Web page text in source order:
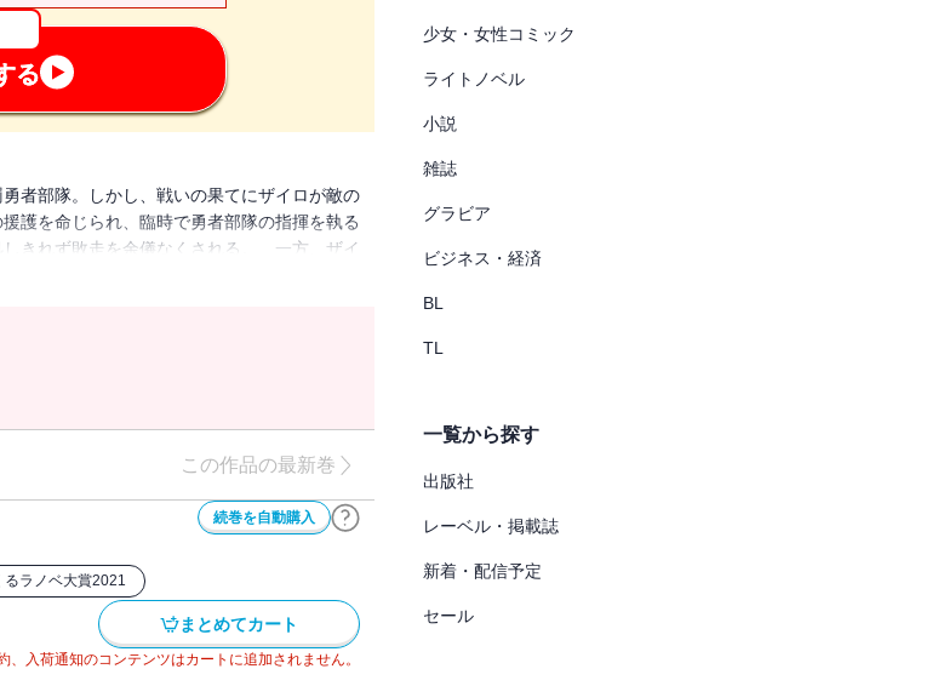
る
者部隊。しかし、戦いの果てにザイロが敵の
護を命じられ、臨時で勇者部隊の指揮を執る
きれず敗走を余儀なくされる。 一方、ザイ
として過ごしていたのだが・・・・・・。
出す存在、ティル・ナ・ノーグの真実を知
め、決戦の幕が上がる。
この作品の最新巻
続巻を自動購入
るラノベ大賞2021
まとめてカート
、入荷通知のコンテンツはカートに追加されません。
少女・女性コミック
ライトノベル
小説
雑誌
グラビア
ビジネス・経済
BL
TL
一覧から探す
出版社
レーベル・掲載誌
新着・配信予定
セール